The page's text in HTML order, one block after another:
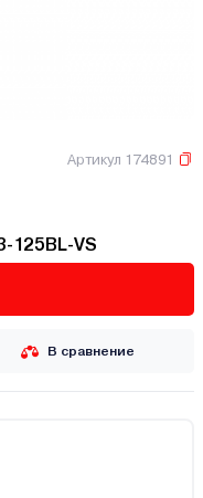
Артикул 174891
125BL-VS
В сравнение